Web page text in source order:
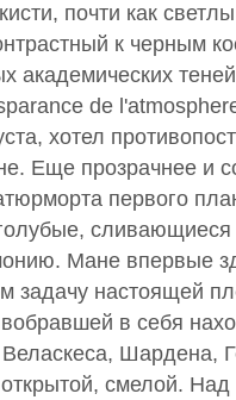
почти как
к черным
академических
de
хотел
Еще прозрачнее и
первого
Мане впервые
задачу настоящей
в себя
Шардена,
смелой. Над